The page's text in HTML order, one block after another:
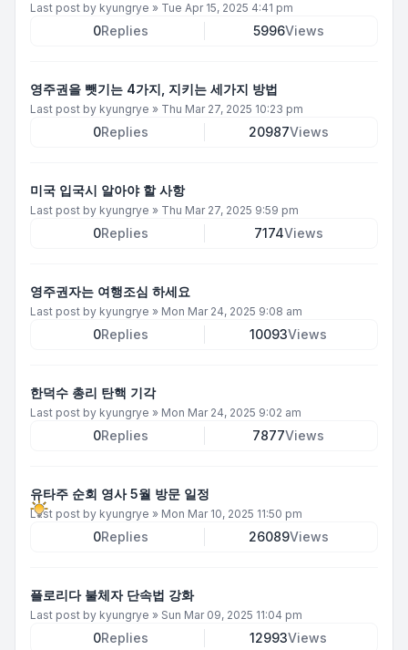
Last post by kyungrye » Tue Apr 15, 2025 4:41 pm
0Replies 5996Views
영주권을 뺏기는 4가지, 지키는 세가지 방법
Last post by kyungrye » Thu Mar 27, 2025 10:23 pm
0Replies 20987Views
미국 입국시 알아야 할 사항
Last post by kyungrye » Thu Mar 27, 2025 9:59 pm
0Replies 7174Views
영주권자는 여행조심 하세요
Last post by kyungrye » Mon Mar 24, 2025 9:08 am
0Replies 10093Views
한덕수 총리 탄핵 기각
Last post by kyungrye » Mon Mar 24, 2025 9:02 am
0Replies 7877Views
유타주 순회 영사 5월 방문 일정
Last post by kyungrye » Mon Mar 10, 2025 11:50 pm
0Replies 26089Views
플로리다 불체자 단속법 강화
Last post by kyungrye » Sun Mar 09, 2025 11:04 pm
0Replies 12993Views